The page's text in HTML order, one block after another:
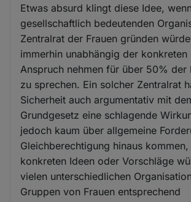
Etwas absurd klingt diese Idee,
gesellschaftlich bedeutenden
Zentralrat der Frauen gründen
immerhin unabhängig der
Anspruch nehmen für über 50% der
zu sprechen. Ein solcher Zentralrat
Sicherheit auch argumentativ mit
Grundgesetz eine schlagende
jedoch kaum über allgemeine
Gleichberechtigung hinaus
konkreten Ideen oder Vorschläge
vielen unterschiedlichen
Gruppen von Frauen entsprechend